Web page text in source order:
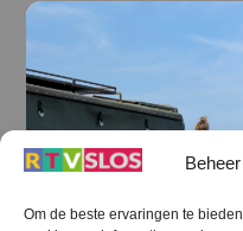
Om de beste ervaringen te